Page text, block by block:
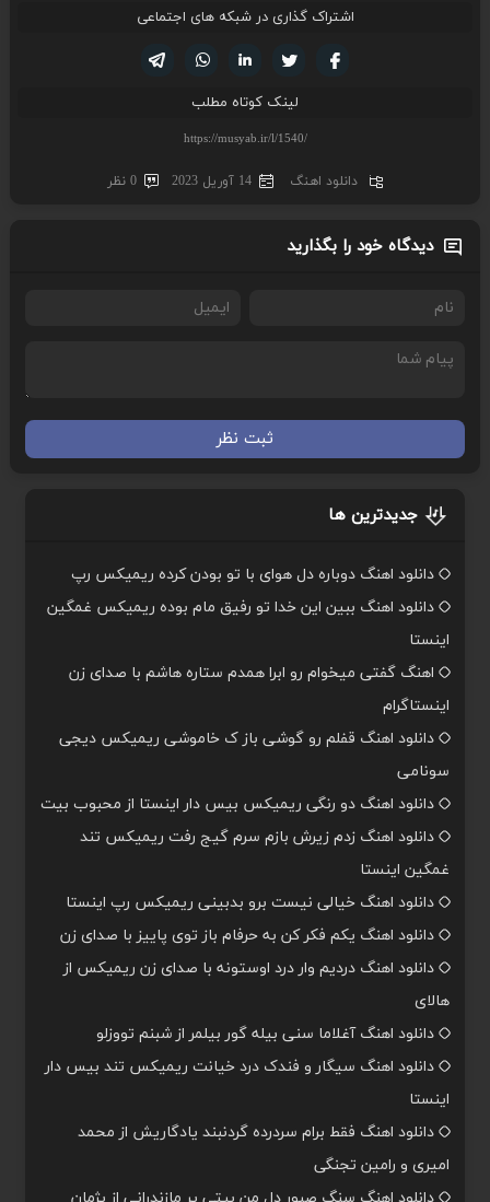
اشتراک گذاری در شبکه های اجتماعی
لینکدین تویتر
فیسوک
لینک کوتاه مطلب
دانلود اهنگ 14 آوریل 2023 0 نظر
دیدگاه خود را بگذارید
ثبت نظر
جدیدترین ها
دانلود اهنگ دوباره دل هوای با تو بودن کرده ریمیکس رپ
دانلود اهنگ ببین این خدا تو رفیق مام بوده ریمیکس غمگین
اینستا
اهنگ گفتی میخوام رو ابرا همدم ستاره هاشم با صدای زن
اینستاگرام
دانلود اهنگ قفلم رو گوشی باز ک خاموشی ریمیکس دیجی
سونامی
دانلود اهنگ دو رنگی ریمیکس بیس دار اینستا از محبوب بیت
دانلود اهنگ زدم زیرش بازم سرم گیج رفت ریمیکس تند
غمگین اینستا
دانلود اهنگ خیالی نیست برو بدبینی ریمیکس رپ اینستا
دانلود اهنگ یکم فکر کن به حرفام باز توی پاییز با صدای زن
دانلود اهنگ دردیم وار درد اوستونه با صدای زن ریمیکس از
هالای
دانلود اهنگ آغلاما سنی بیله گور بیلمر از شبنم تووزلو
دانلود اهنگ سیگار و فندک درد خیانت ریمیکس تند بیس دار
اینستا
دانلود اهنگ فقط برام سردرده گردنبند یادگاریش از محمد
امیری و رامین تجنگی
دانلود اهنگ سنگ صبور دل من بیتی پر مازندرانی از پژمان